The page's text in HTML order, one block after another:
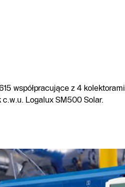
współpracujące z 4 kolektorami
Logalux SM500 Solar.